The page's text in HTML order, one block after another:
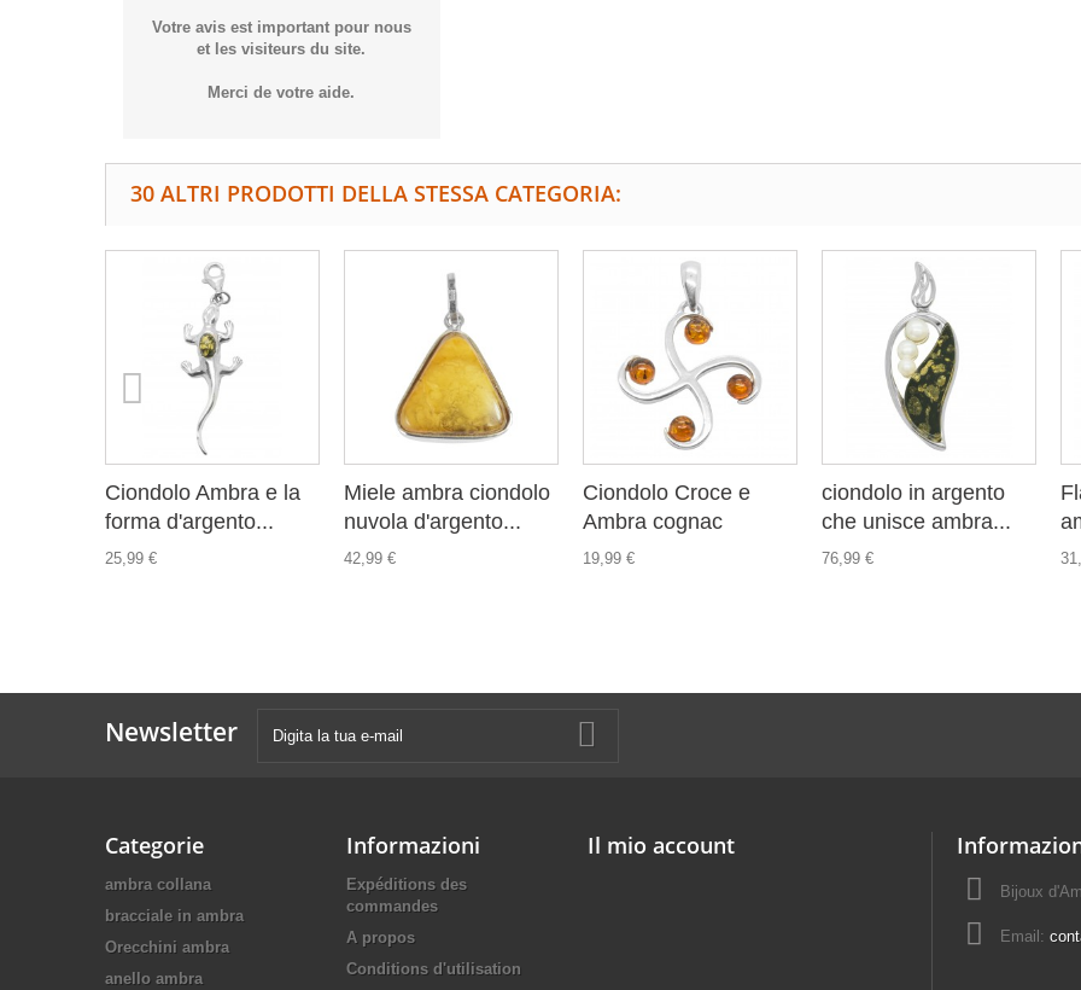
Votre avis est important pour nous
et les visiteurs du site.
Merci de votre aide.
30 ALTRI PRODOTTI DELLA STESSA CATEGORIA:
Ciondolo Ambra e la
forma d'argento...
25,99 €
Miele ambra ciondolo
nuvola d'argento...
42,99 €
Ciondolo Croce e
Ambra cognac
19,99 €
ciondolo in argento
che unisce ambra...
76,99 €
Newsletter
Categorie
ambra collana
bracciale in ambra
Orecchini ambra
anello ambra
Informazioni
Expéditions des
commandes
A propos
Conditions d'utilisation
Il mio account
Bijoux
Email: